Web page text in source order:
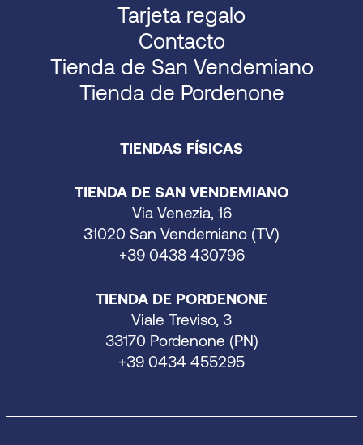
Tarjeta regalo
Contacto
Tienda de San Vendemiano
Tienda de Pordenone
TIENDAS FÍSICAS
TIENDA DE SAN VENDEMIANO
Via Venezia, 16
31020 San Vendemiano (TV)
+39 0438 430796
TIENDA DE PORDENONE
Viale Treviso, 3
33170 Pordenone (PN)
+39 0434 455295